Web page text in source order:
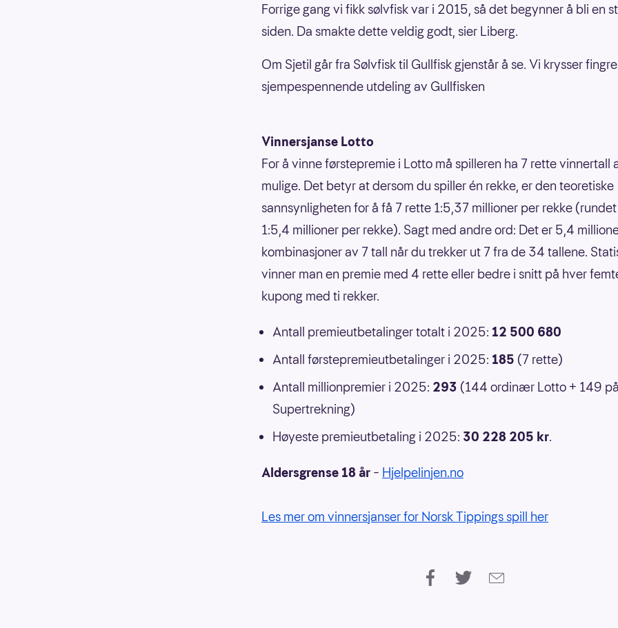
Forrige gang vi fikk sølvfisk var i 2015, så det begynner å bli en
siden. Da smakte dette veldig godt, sier Liberg.
Om Sjetil går fra Sølvfisk til Gullfisk gjenstår å se. Vi krysser
sjempespennende utdeling av Gullfisken
Vinnersjanse Lotto
For å vinne førstepremie i Lotto må spilleren ha 7 rette vinnertall
mulige. Det betyr at dersom du spiller én rekke, er den teoretiske
sannsynligheten for å få 7 rette 1:5,37 millioner per rekke
1:5,4 millioner per rekke). Sagt med andre ord: Det er 5,4
kombinasjoner av 7 tall når du trekker ut 7 fra de 34 tallene.
vinner man en premie med 4 rette eller bedre i snitt på hver
kupong med ti rekker.
Antall premieutbetalinger totalt i 2025: 12 500 680
Antall førstepremieutbetalinger i 2025: 185 (7 rette)
Antall millionpremier i 2025: 293 (144 ordinær Lotto + 149
Supertrekning)
Høyeste premieutbetaling i 2025: 30 228 205 kr.
Aldersgrense 18 år – Hjelpelinjen.no
Les mer om vinnersjanser for Norsk Tippings spill her